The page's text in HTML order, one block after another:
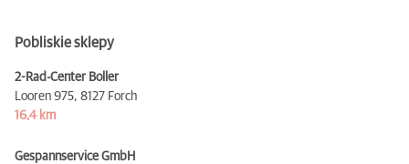
Pobliskie sklepy
2-Rad-Center Boller
Looren 975, 8127 Forch
16,4 km
Gespannservice GmbH